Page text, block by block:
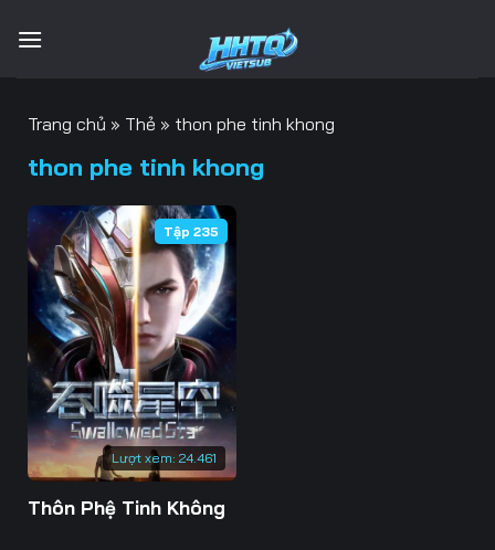
qua
Trang chủ » Thẻ » thon phe tinh khong
thon phe tinh khong
Lượt xem: 24.461
Tập 235
Thôn Phệ Tinh Không